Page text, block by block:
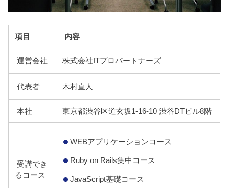
項目 内容
運営会社 株式会社ITプロパートナーズ
代表者 木村直人
本社 東京都渋谷区道玄坂1-16-10 渋谷DTビル8階
受講でき
るコース
WEBアプリケーションコース
Ruby on Rails集中コース
JavaScript基礎コース